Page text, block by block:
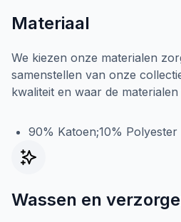
Materiaal
We kiezen onze materialen
samenstellen van onze
kwaliteit en waar de
90% Katoen;10% Polyester
Wassen en